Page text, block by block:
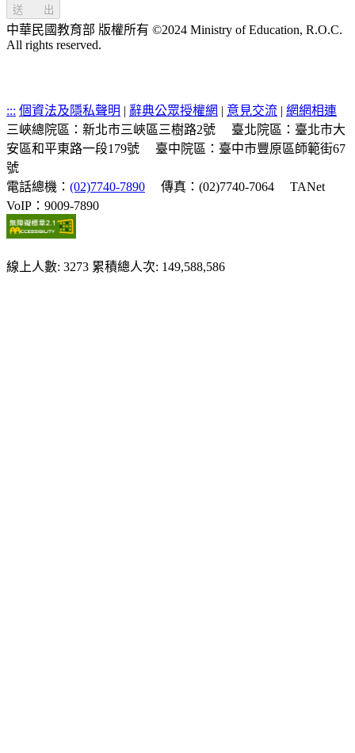
送 出
中華民國教育部 版權所有 ©2024 Ministry of Education, R.O.C.
All rights reserved.
::: 個資法及隱私聲明 | 辭典公眾授權網 | 意見交流 | 網網相連
三峽總院區：新北市三峽區三樹路2號
臺北院區：臺北市大
安區和平東路一段179號
臺中院區：臺中市豐原區師範街67
號
電話總機： (02)7740-7890 傳真：(02)7740-7064
TANet
VoIP：9009-7890
線上人數: 3273 累積總人次: 149,588,586